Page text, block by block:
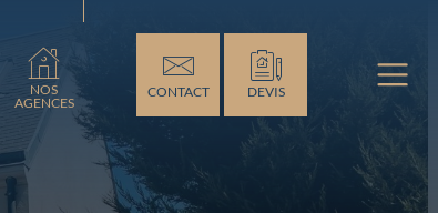
NOS
AGENCES
CONTACT DEVIS